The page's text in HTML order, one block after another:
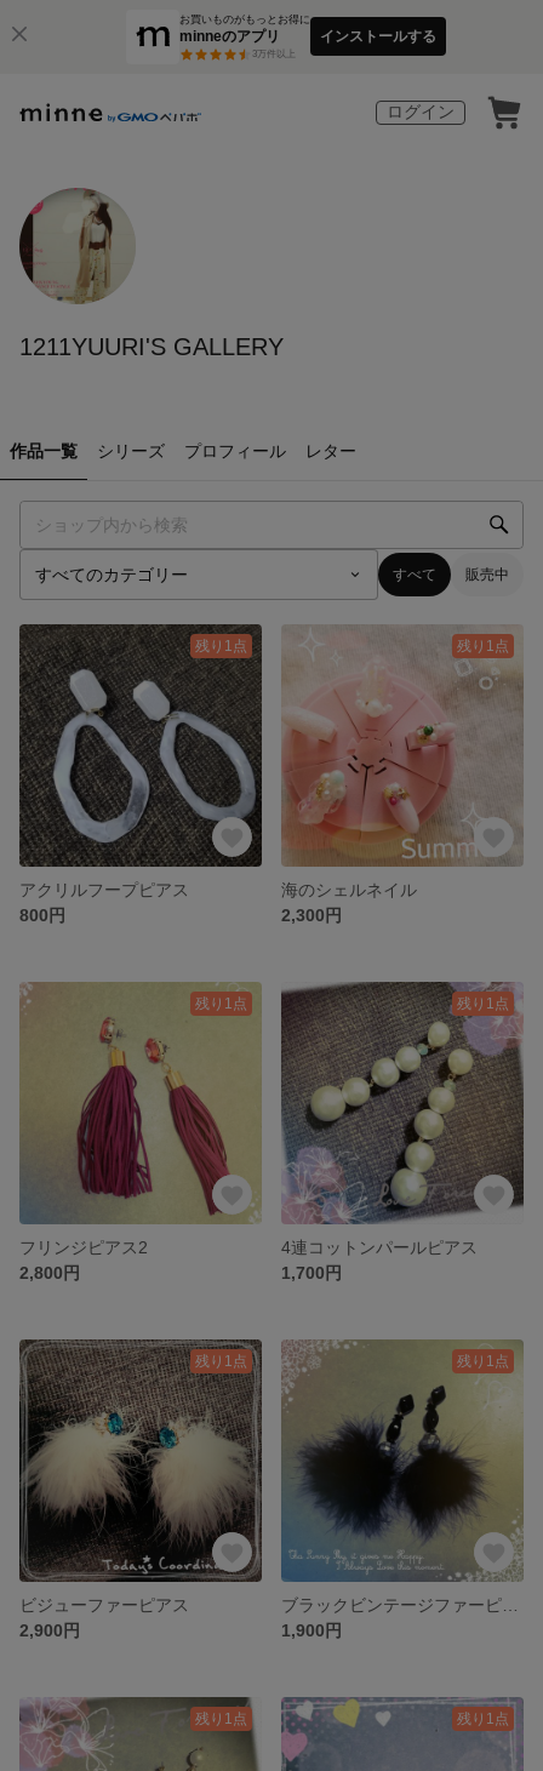
お買いものがもっとお得に
minneのアプリ
3万件以上
インストールする
ログイン
1211YUURI'S GALLERY
作品一覧 シリーズ プロフィール レター
すべて 販売中
残り1点
アクリルフープピアス
800円
残り1点
海のシェルネイル
2,300円
残り1点
フリンジピアス2
2,800円
残り1点
4連コットンパールピアス
1,700円
残り1点
ビジューファーピアス
2,900円
残り1点
1,900円
残り1点 残り1点